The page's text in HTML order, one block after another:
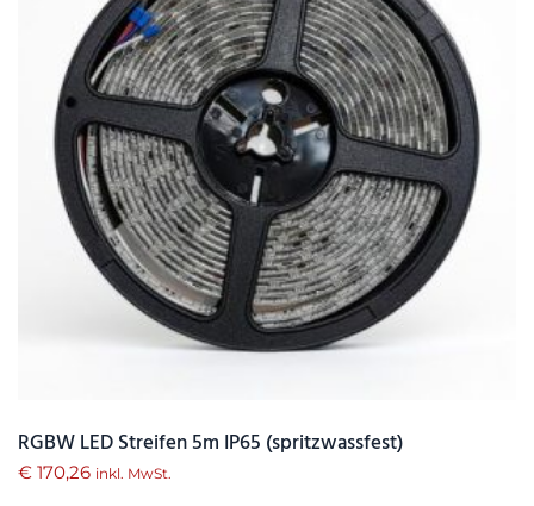
RGBW LED Streifen 5m IP65 (spritzwassfest)
€ 170,26 inkl. MwSt.